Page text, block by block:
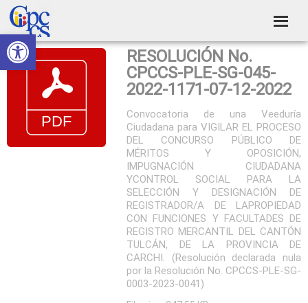
Abrir barra de herramientas
Skip
to
primary
navigation
Skip
to
main
content
Skip
to
primary
sidebar
Skip
to
footer
Consejo
de
Participación
Ciudadana
Construyendo
Poder
RESOLUCIÓN No.
CPCCS-PLE-SG-045-
2022-1171-07-12-2022
Convocatoria de una Veeduría
Ciudadana para VIGILAR EL PROCESO
DEL CONCURSO PÚBLICO DE
MÉRITOS Y OPOSICIÓN,
IMPUGNACIÓN CIUDADANA
YCONTROL SOCIAL PARA LA
SELECCIÓN Y DESIGNACIÓN DE
REGISTRADOR/A DE LAPROPIEDAD
CON FUNCIONES Y FACULTADES DE
REGISTRO MERCANTIL DEL CANTÓN
TULCÁN, DE LA PROVINCIA DE
CARCHI. (Resolución declarada nula
por la Resolución No. CPCCS-PLE-SG-
0003-2023-0041)